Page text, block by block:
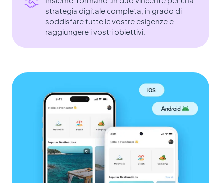
strategia digitale completa, in grado di
soddisfare tutte le vostre esigenze e
raggiungere i vostri obiettivi.